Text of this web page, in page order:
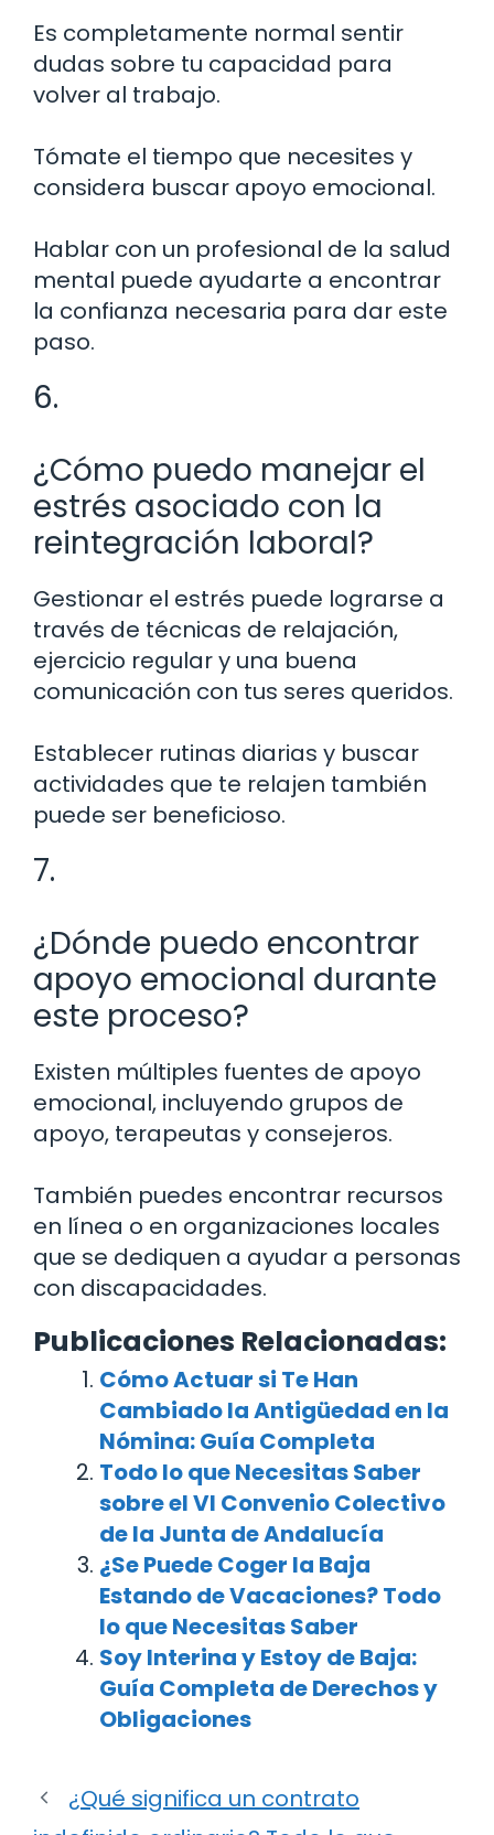
Es completamente normal sentir
dudas sobre tu capacidad para
volver al trabajo.
Tómate el tiempo que necesites y
considera buscar apoyo emocional.
Hablar con un profesional de la salud
mental puede ayudarte a encontrar
la confianza necesaria para dar este
paso.
6.
¿Cómo puedo manejar el
estrés asociado con la
reintegración laboral?
Gestionar el estrés puede lograrse a
través de técnicas de relajación,
ejercicio regular y una buena
comunicación con tus seres queridos.
Establecer rutinas diarias y buscar
actividades que te relajen también
puede ser beneficioso.
7.
¿Dónde puedo encontrar
apoyo emocional durante
este proceso?
Existen múltiples fuentes de apoyo
emocional, incluyendo grupos de
apoyo, terapeutas y consejeros.
También puedes encontrar recursos
en línea o en organizaciones locales
que se dediquen a ayudar a personas
con discapacidades.
Publicaciones Relacionadas:
Cómo Actuar si Te Han
Cambiado la Antigüedad en la
Nómina: Guía Completa
Todo lo que Necesitas Saber
sobre el VI Convenio Colectivo
de la Junta de Andalucía
¿Se Puede Coger la Baja
Estando de Vacaciones? Todo
lo que Necesitas Saber
Soy Interina y Estoy de Baja:
Guía Completa de Derechos y
Obligaciones
¿Qué significa un contrato